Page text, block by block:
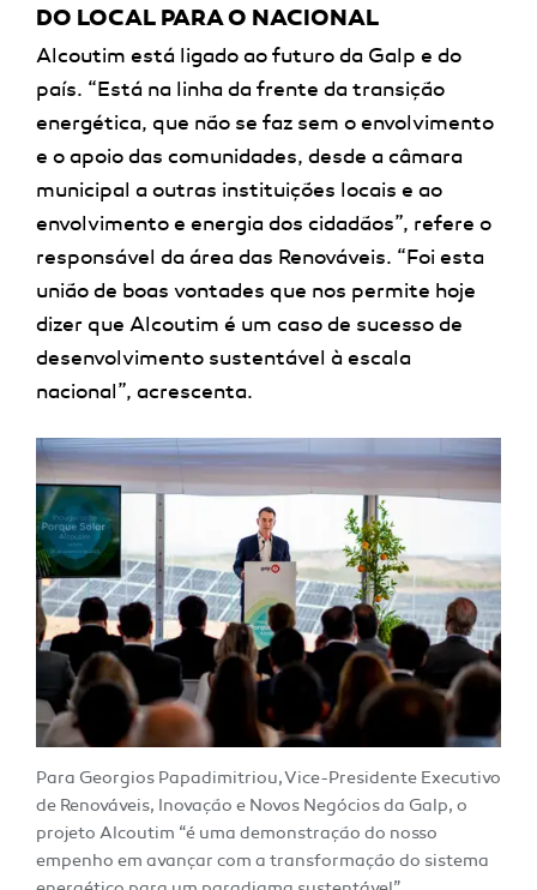
DO LOCAL PARA O NACIONAL
Alcoutim está ligado ao futuro da Galp e do
país. “Está na linha da frente da transição
energética, que não se faz sem o envolvimento
e o apoio das comunidades, desde a câmara
municipal a outras instituições locais e ao
envolvimento e energia dos cidadãos”, refere o
responsável da área das Renováveis. “Foi esta
união de boas vontades que nos permite hoje
dizer que Alcoutim é um caso de sucesso de
desenvolvimento sustentável à escala
nacional”, acrescenta.
Para Georgios Papadimitriou, Vice-Presidente Executivo
de Renováveis, Inovação e Novos Negócios da Galp, o
projeto Alcoutim “é uma demonstração do nosso
empenho em avançar com a transformação do sistema